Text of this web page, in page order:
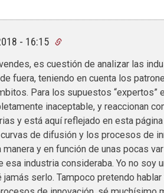
- 16:15
es cuestión de analizar las
fuera, teniendo en cuenta los
Para los supuestos “expertos”
inaceptable, y reaccionan
y está aquí reflejado en esta
de difusión y los procesos de
y en función de unas pocas
industria consideraba. Yo no soy
serlo. Tampoco pretendo